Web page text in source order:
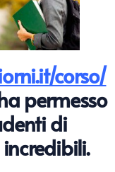
corso/
permesso
di